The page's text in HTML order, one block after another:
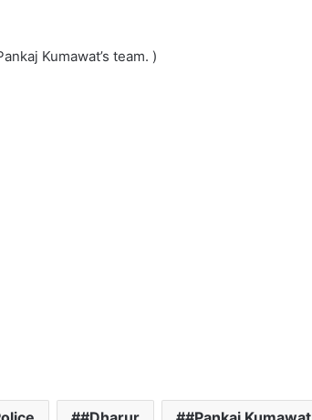
Kumawat’s team. )